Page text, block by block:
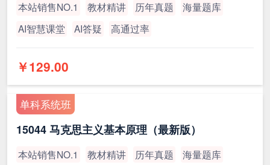
本站销售NO.1 教材精讲 历年真题
海量题库
AI智慧课堂
AI答疑 高通过率
￥129.00
单科系统班
15044 马克思主义基本原理（最新版）
本站销售NO.1 教材精讲 历年真题
海量题库